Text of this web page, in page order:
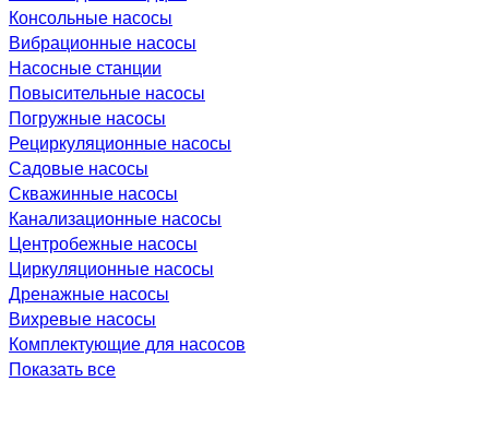
Консольные насосы
Вибрационные насосы
Насосные станции
Повысительные насосы
Погружные насосы
Рециркуляционные насосы
Садовые насосы
Скважинные насосы
Канализационные насосы
Центробежные насосы
Циркуляционные насосы
Дренажные насосы
Вихревые насосы
Комплектующие для насосов
Показать все